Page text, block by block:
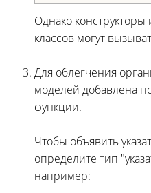
Однако конструкторы
классов могут
Для облегчения
моделей добавлена
функции.
Чтобы объявить
определите тип
например: